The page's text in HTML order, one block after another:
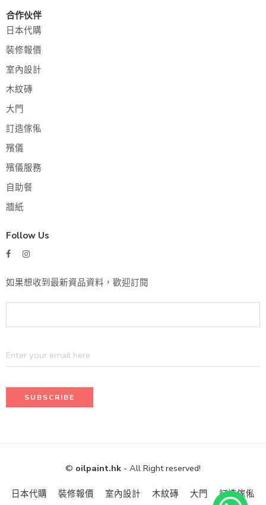
合作伙伴
日本代購
裝修報價
室內設計
木紋磚
大門
訂造傢俬
殯儀
殯儀服務
自助餐
牆紙
Follow Us
如果想收到最新資品資料，歡迎訂閱
© oilpaint.hk - All Right reserved!
日本代購 裝修報價 室內設計 木紋磚 大門 訂造傢俬